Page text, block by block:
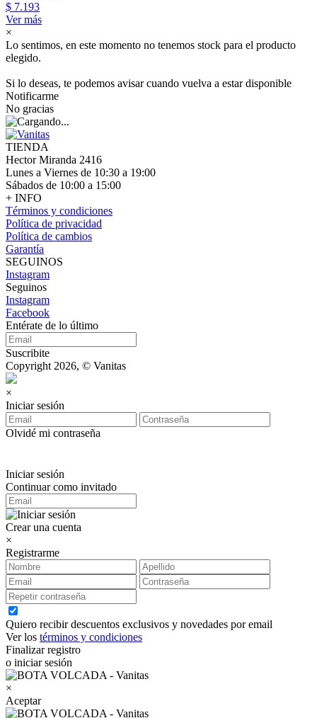
$ 7.193
Ver más
×
Lo sentimos, en este momento no tenemos stock para el producto
elegido.
Si lo deseas, te podemos avisar cuando vuelva a estar disponible
Notificarme
No gracias
TIENDA
Hector Miranda 2416
Lunes a Viernes de 10:30 a 19:00
Sábados de 10:00 a 15:00
+ INFO
Términos y condiciones
Política de privacidad
Política de cambios
Garantía
SEGUINOS
Instagram
Seguinos
Instagram
Facebook
Entérate de lo último
Suscribite
Copyright 2026, © Vanitas
×
Iniciar sesión
Olvidé mi contraseña
Iniciar sesión
Continuar como invitado
Crear una cuenta
×
Registrarme
Quiero recibir descuentos exclusivos y novedades por email
Ver los términos y condiciones
Finalizar registro
o iniciar sesión
×
Aceptar